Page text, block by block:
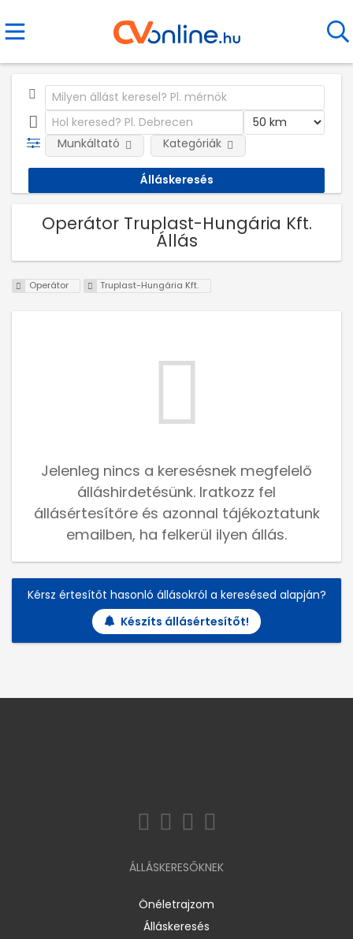
Munkáltató Kategóriák
Operátor Truplast-Hungária Kft.
Állás
Operátor Truplast-Hungária Kft.
Jelenleg nincs a keresésnek megfelelő
álláshirdetésünk. Iratkozz fel
állásértesítőre és azonnal tájékoztatunk
emailben, ha felkerül ilyen állás.
Kérsz értesítőt hasonló állásokról a keresésed alapján?
Készíts állásértesítőt!
ÁLLÁSKERESŐKNEK
Önéletrajzom
Álláskeresés